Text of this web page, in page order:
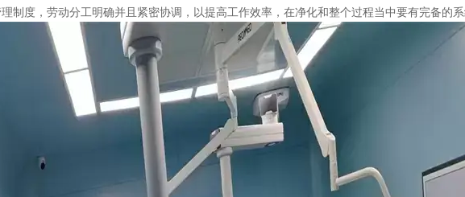
制度，劳动分工明确并且紧密协调，以提高工作效率，在净化和整个过程当中要有完备的系